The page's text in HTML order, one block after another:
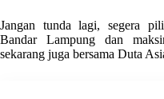
Jangan tunda lagi, segera
Bandar Lampung dan
sekarang juga bersama Duta